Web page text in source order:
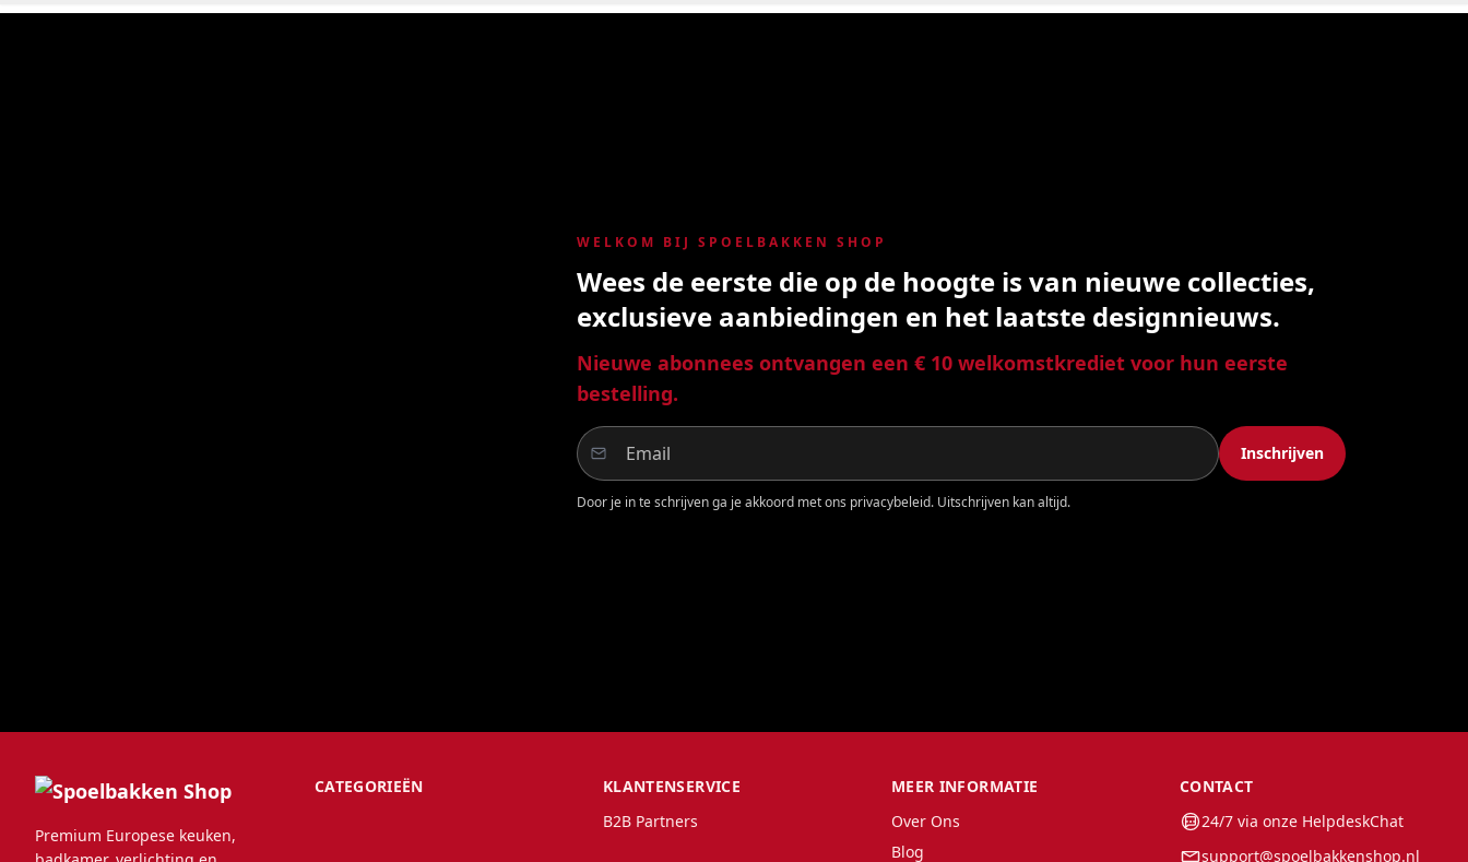
WELKOM BIJ SPOELBAKKEN SHOP
Wees de eerste die op de hoogte is van nieuwe collecties,
exclusieve aanbiedingen en het laatste designnieuws.
Nieuwe abonnees ontvangen een € 10 welkomstkrediet voor hun eerste
bestelling.
Inschrijven
Door je in te schrijven ga je akkoord met ons privacybeleid. Uitschrijven kan altijd.
Premium Europese keuken,
CATEGORIEËN
KLANTENSERVICE
B2B Partners
MEER INFORMATIE
Over Ons
Blog
CONTACT
24/7 via onze HelpdeskChat
support@spoelbakkenshop.nl